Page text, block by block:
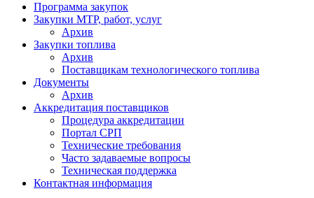
Программа закупок
Закупки МТР, работ, услуг
Архив
Закупки топлива
Архив
Поставщикам технологического топлива
Документы
Архив
Аккредитация поставщиков
Процедура аккредитации
Портал СРП
Технические требования
Часто задаваемые вопросы
Техническая поддержка
Контактная информация